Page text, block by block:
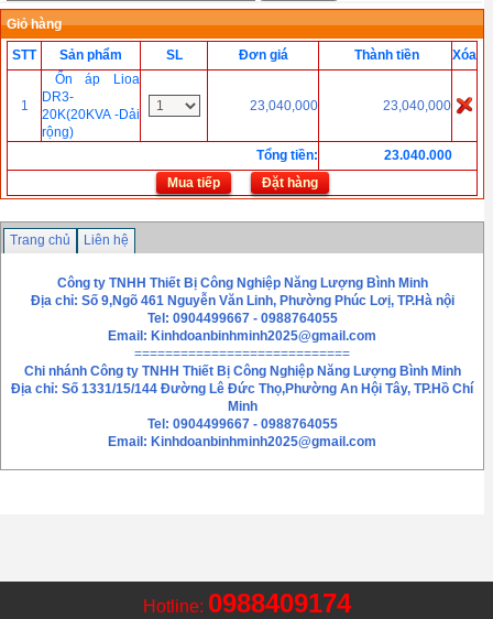
Giỏ hàng
STT
Sản phẩm SL Đơn giá Thành tiền Xóa
1
Ổn áp Lioa
DR3-
20K(20KVA -Dải
rộng)
23,040,000 23,040,000
Tổng tiền:
23.040.000
Mua tiếp
Đặt hàng
0988409174
Trang chủ Liên hệ
Công ty TNHH Thiết Bị Công Nghiệp Năng Lượng Bình Minh
Địa chỉ: Số 9,Ngõ 461 Nguyễn Văn Linh, Phường Phúc Lơị, TP.Hà nội
Tel: 0904499667 - 0988764055
Email: Kinhdoanbinhminh2025@gmail.com
============================
Chi nhánh Công ty TNHH Thiết Bị Công Nghiệp Năng Lượng Bình Minh
Địa chỉ: Số 1331/15/144 Đường Lê Đức Thọ,Phường An Hội Tây, TP.Hồ Chí
Minh
Tel: 0904499667 - 0988764055
Email: Kinhdoanbinhminh2025@gmail.com